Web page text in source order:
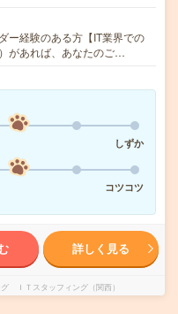
ー経験のある方【IT業界での
があれば、あなたのご…
しずか
コツコツ
詳しく見る
ＩＴスタッフィング（関西）